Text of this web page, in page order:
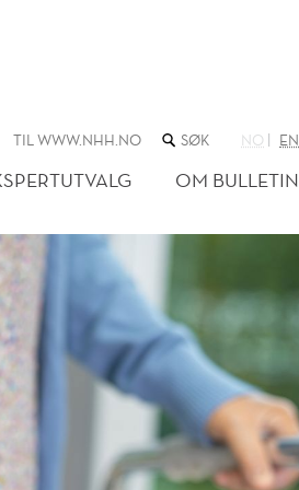
TIL WWW.NHH.NO SØK
NETTSTEDET
NO EN
OM BULLETIN